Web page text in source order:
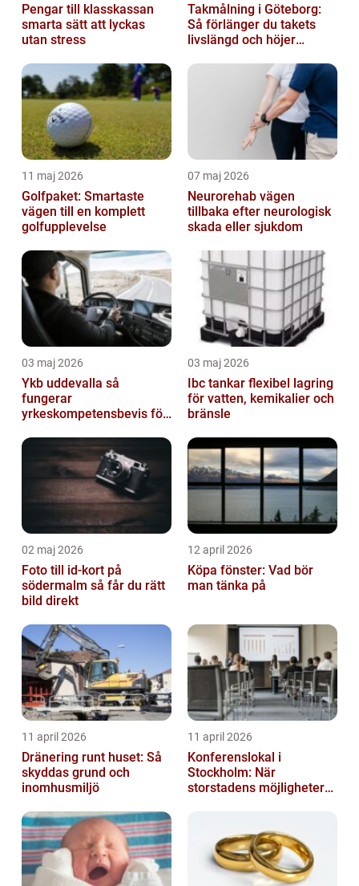
Pengar till klasskassan
smarta sätt att lyckas
utan stress
Takmålning i Göteborg:
Så förlänger du takets
livslängd och höjer
11 maj 2026
Golfpaket: Smartaste
vägen till en komplett
golfupplevelse
07 maj 2026
Neurorehab vägen
tillbaka efter neurologisk
skada eller sjukdom
03 maj 2026
Ykb uddevalla så
fungerar
yrkeskompetensbevis för
03 maj 2026
Ibc tankar flexibel lagring
för vatten, kemikalier och
bränsle
02 maj 2026
Foto till id-kort på
södermalm så får du rätt
bild direkt
12 april 2026
Köpa fönster: Vad bör
man tänka på
11 april 2026
Dränering runt huset: Så
skyddas grund och
inomhusmiljö
11 april 2026
Konferenslokal i
Stockholm: När
storstadens möjligheter